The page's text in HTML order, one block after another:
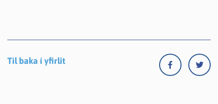
Til baka í yfirlit